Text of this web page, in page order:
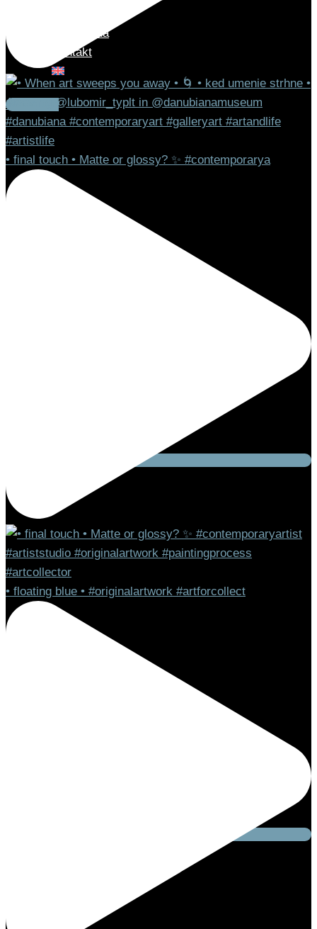
Móda
Kontakt
Instagram
• final touch • Matte or glossy? ✨ #contemporarya
• floating blue • #originalartwork #artforcollect